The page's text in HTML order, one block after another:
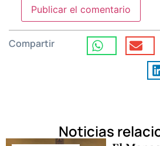
Compartir
Noticias